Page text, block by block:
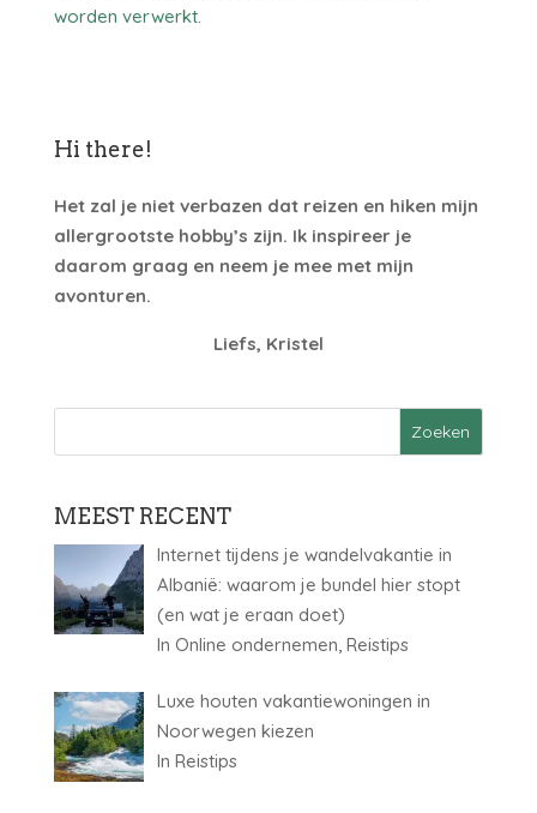
worden verwerkt.
Hi there!
Het zal je niet verbazen dat reizen en hiken mijn
allergrootste hobby’s zijn. Ik inspireer je
daarom graag en neem je mee met mijn
avonturen.
Liefs, Kristel
MEEST RECENT
Internet tijdens je wandelvakantie in
Albanië: waarom je bundel hier stopt
(en wat je eraan doet)
In Online ondernemen, Reistips
Luxe houten vakantiewoningen in
Noorwegen kiezen
In Reistips